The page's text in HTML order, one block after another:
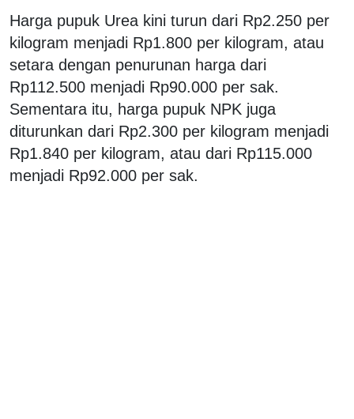
Harga pupuk Urea kini turun dari Rp2.250 per
kilogram menjadi Rp1.800 per kilogram, atau
setara dengan penurunan harga dari
Rp112.500 menjadi Rp90.000 per sak.
Sementara itu, harga pupuk NPK juga
diturunkan dari Rp2.300 per kilogram menjadi
Rp1.840 per kilogram, atau dari Rp115.000
menjadi Rp92.000 per sak.